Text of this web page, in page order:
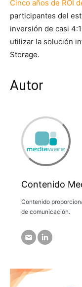
Cinco años de ROI
participantes del
inversión de casi
utilizar la solución
Storage.
Autor
Contenido
Contenido
de comunicación.